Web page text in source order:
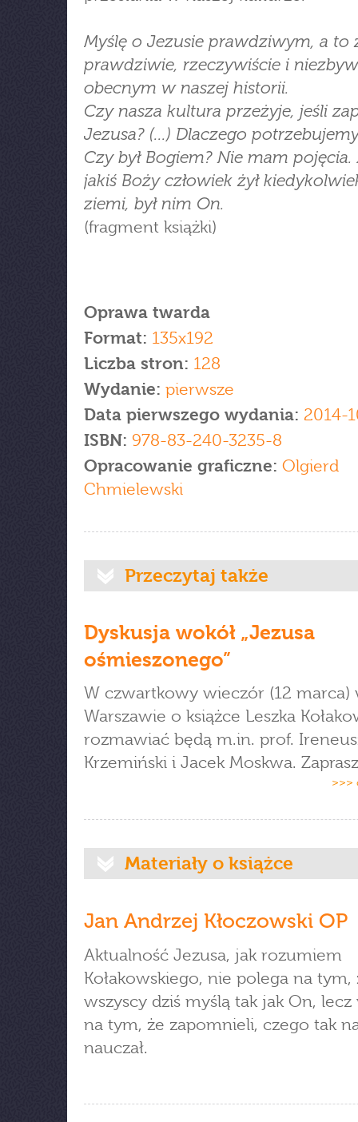
Myślę o Jezusie prawdziwym, a to
prawdziwie, rzeczywiście i
obecnym w naszej historii.
Czy nasza kultura przeżyje, jeśli
Jezusa? (...) Dlaczego
Czy był Bogiem? Nie mam pojęcia.
jakiś Boży człowiek żył
ziemi, był nim On.
(fragment książki)
Oprawa twarda
Format: 135x192
Liczba stron: 128
Wydanie: pierwsze
Data pierwszego wydania: 2014-
ISBN: 978-83-240-3235-8
Opracowanie graficzne: Olgierd
Chmielewski
Przeczytaj także
Dyskusja wokół „Jezusa
ośmieszonego”
W czwartkowy wieczór (12 marca)
Warszawie o książce Leszka
rozmawiać będą m.in. prof.
Krzemiński i Jacek Moskwa.
>>>
Materiały o książce
Jan Andrzej Kłoczowski OP
Aktualność Jezusa, jak rozumiem
Kołakowskiego, nie polega na tym,
wszyscy dziś myślą tak jak On, lecz
na tym, że zapomnieli, czego tak
nauczał.